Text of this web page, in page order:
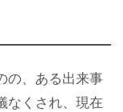
の、ある出来事
なくされ、現在